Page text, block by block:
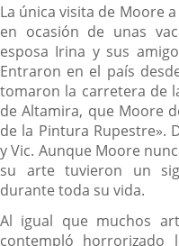
La única visita de Moore
en ocasión de unas
esposa Irina y sus
Entraron en el país
tomaron la carretera de
de Altamira, que Moore
de la Pintura Rupestre».
y Vic. Aunque Moore
su arte tuvieron un
durante toda su vida.
Al igual que muchos
contempló horrorizado